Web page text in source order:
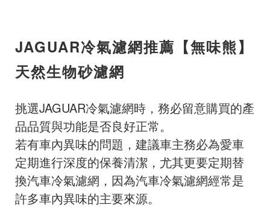
JAGUAR冷氣濾網推薦【無味熊】
天然生物砂濾網
挑選JAGUAR冷氣濾網時，務必留意購買的產
品品質與功能是否良好正常。
若有車內異味的問題，建議車主務必為愛車
定期進行深度的保養清潔，尤其更要定期替
換汽車冷氣濾網，因為汽車冷氣濾網經常是
許多車內異味的主要來源。